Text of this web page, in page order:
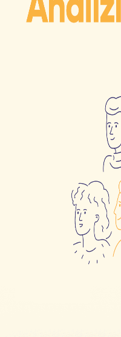
Raporu İndir Ana sayfaya dön